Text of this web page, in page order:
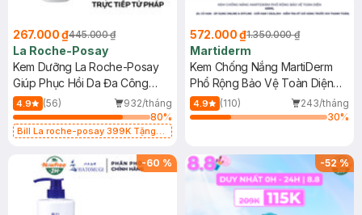
267.000 ₫445.000 ₫
La Roche-Posay
Kem Dưỡng La Roche-Posay
Giúp Phục Hồi Da Đa Công
Dụng 40ml
4.9 (56)
932/tháng
80%
Bill La roche-posay 399K Tặng
(SL có hạn)
572.000 ₫1.350.000 ₫
Martiderm
Kem Chống Nắng MartiDerm
Phổ Rộng Bảo Vệ Toàn Diện
40ml
4.9 (110)
243/tháng
30%
-60 % -52%